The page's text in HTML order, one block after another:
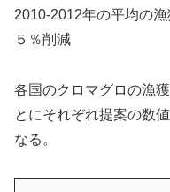
2010-2012年の平均の
５％削減
各国のクロマグロの漁
とにそれぞれ提案の数
なる。